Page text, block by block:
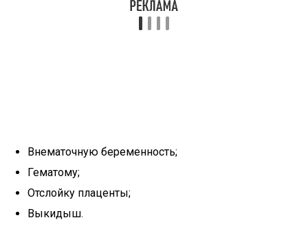
Внематочную беременность;
Гематому;
Отслойку плаценты;
Выкидыш.